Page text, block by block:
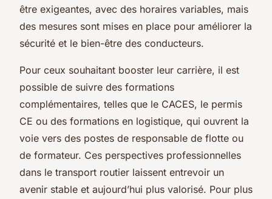
être exigeantes, avec des horaires variables, mais
des mesures sont mises en place pour améliorer la
sécurité et le bien-être des conducteurs.
Pour ceux souhaitant booster leur carrière, il est
possible de suivre des formations
complémentaires, telles que le CACES, le permis
CE ou des formations en logistique, qui ouvrent la
voie vers des postes de responsable de flotte ou
de formateur. Ces perspectives professionnelles
dans le transport routier laissent entrevoir un
avenir stable et aujourd’hui plus valorisé. Pour plus